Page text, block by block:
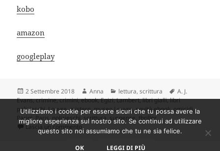
kobo
amazon
googleplay
Scritto
il
2 Settembre 2018 Autore
Anna Categorie
lettura,scrittura Tag
A. J.
Evans,crimine,crimini,ebook,Egizi,Lambert,libri gialli,libri
polizieschi,Louvre,mistero,museo Louvre,novità ebook,omicidi,
Parigi, Paris, polizieschi,scrittura suspense, thriller
Lascia un commentosu La vendetta: un nuovo caso per il commissario
Utilizziamo i cookie per essere sicuri che tu possa avere la
migliore esperienza sul nostro sito. Se continui ad utilizzare
questo sito noi assumiamo che tu ne sia felice.
OK LEGGI DI PIÙ